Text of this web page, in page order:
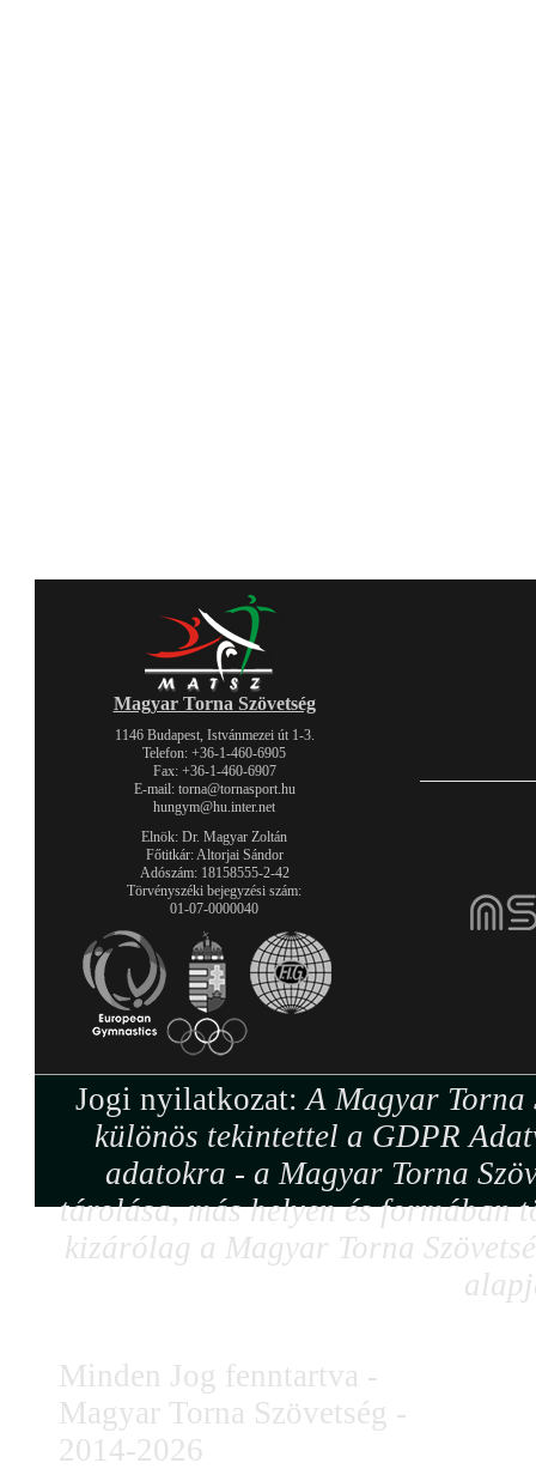
Magyar Torna Szövetség
1146 Budapest, Istvánmezei út 1-3.
Telefon: +36-1-460-6905
Fax: +36-1-460-6907
E-mail: torna@tornasport.hu
hungym@hu.inter.net
Elnök: Dr. Magyar Zoltán
Főtitkár: Altorjai Sándor
Adószám: 18158555-2-42
Törvényszéki bejegyzési szám:
01-07-0000040
Jogi nyilatkozat:A Magyar Torna
különös tekintettel a GDPR
adatokra - a Magyar Torna
tárolása, más helyen és formában
kizárólag a Magyar Torna
Minden Jog fenntartva -
Magyar Torna Szövetség -
2014-2026